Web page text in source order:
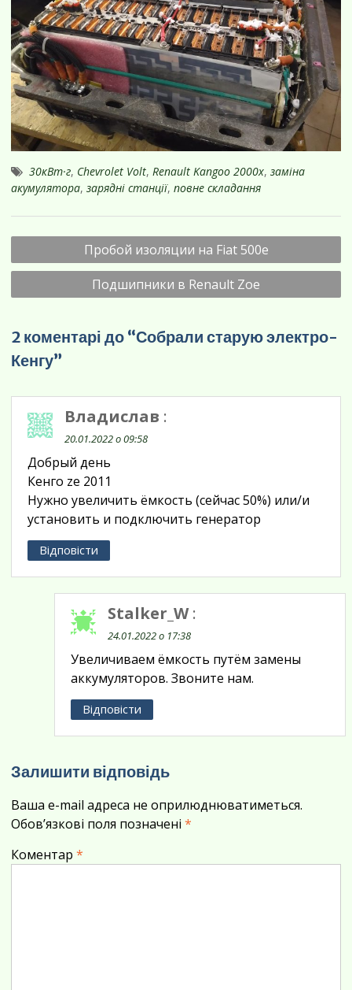
30кВт·г, Chevrolet Volt, Renault Kangoo 2000х,заміна
акумулятора,зарядні станції,повне складання
Навігація
записів
Пробой изоляции на Fiat 500e
Подшипники в Renault Zoe
2 коментарі до “Собрали старую электро-
Кенгу”
Владислав :
20.01.2022 о 09:58
Добрый день
Кенго ze 2011
Нужно увеличить ёмкость (сейчас 50%) или/и
установить и подключить генератор
Відповісти
Stalker_W :
24.01.2022 о 17:38
Увеличиваем ёмкость путём замены
аккумуляторов. Звоните нам.
Відповісти
Залишити відповідь
Ваша e-mail адреса не оприлюднюватиметься.
Обов’язкові поля позначені*
Коментар*